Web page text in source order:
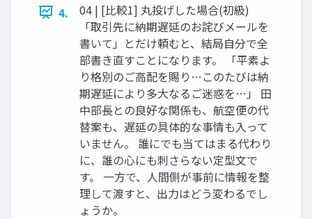
4.
04 | [比較1] 丸投げした場合(初級)
「取引先に納期遅延のお詫びメールを
書いて」とだけ頼むと、結局自分で全
部書き直すことになります。 「平素よ
り格別のご高配を賜り…このたびは納
期遅延により多大なるご迷惑を…」 田
中部長との良好な関係も、航空便の代
替案も、遅延の具体的な事情も入って
いません。 誰にでも当てはまる代わり
に、誰の心にも刺さらない定型文で
す。 一方で、人間側が事前に情報を整
理して渡すと、出力はどう変わるでし
ょうか。